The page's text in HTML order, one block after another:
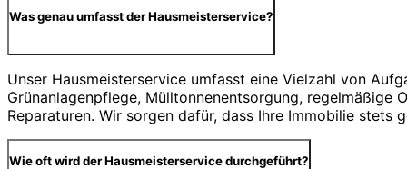
Was genau umfasst der Hausmeisterservice?
Unser Hausmeisterservice umfasst eine Vielzahl von
Grünanlagenpflege, Mülltonnenentsorgung, regelmäßige
Reparaturen. Wir sorgen dafür, dass Ihre Immobilie stets
Wie oft wird der Hausmeisterservice durchgeführt?